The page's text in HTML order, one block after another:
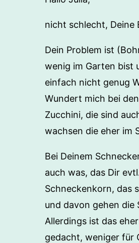
nicht schlecht, Deine
Dein Problem ist
wenig im Garten bist
einfach nicht genug
Wundert mich bei
Zucchini, die sind
wachsen die eher im
Bei Deinem
auch was, das Dir
Schneckenkorn, das
und davon gehen die
Allerdings ist das
gedacht, weniger für